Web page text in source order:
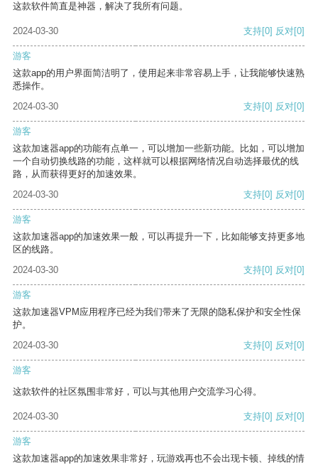
这款软件简直是神器，解决了我所有问题。
2024-03-30 支持[0] 反对[0]
游客
这款app的用户界面简洁明了，使用起来非常容易上手，让我能够快速熟
悉操作。
2024-03-30
支持[0] 反对[0]
游客
这款加速器app的功能有点单一，可以增加一些新功能。比如，可以增加
一个自动切换线路的功能，这样就可以根据网络情况自动选择最优的线
路，从而获得更好的加速效果。
2024-03-30
支持[0] 反对[0]
游客
这款加速器app的加速效果一般，可以再提升一下，比如能够支持更多地
区的线路。
2024-03-30
支持[0] 反对[0]
游客
这款加速器VPM应用程序已经为我们带来了无限的隐私保护和安全性保
护。
2024-03-30
支持[0] 反对[0]
游客
这款软件的社区氛围非常好，可以与其他用户交流学习心得。
2024-03-30 支持[0] 反对[0]
游客
这款加速器app的加速效果非常好，玩游戏再也不会出现卡顿、掉线的情